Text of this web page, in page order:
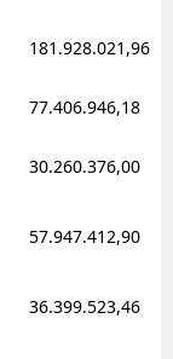
181.928.021,96
77.406.946,18
30.260.376,00
57.947.412,90
36.399.523,46